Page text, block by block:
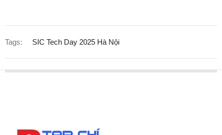
Tags: SIC Tech Day 2025 Hà Nội